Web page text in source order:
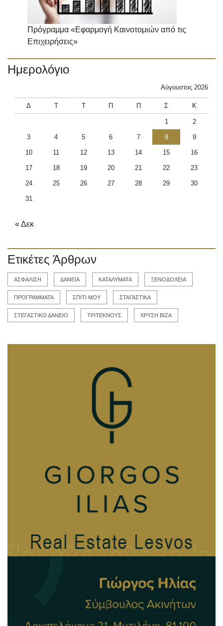
Πρόγραμμα «Εφαρμογή Καινοτομιών από τις
Επιχειρήσεις»
Ημερολόγιο
Αύγουστος 2026
Δ Τ Τ Π Π Σ Κ
1 2
3 4 5 6 7 8 9
10 11 12 13 14 15 16
17 18 19 20 21 22 23
24 25 26 27 28 29 30
31
« Δεκ
Ετικέτες Άρθρων
ΑΣΦΑΛΙΣΗ ΔΑΝΕΙΑ ΚΑΤΑΛΥΜΑΤΑ ΞΕΝΟΔΟΧΕΙΑ
ΠΡΟΓΡΑΜΜΑΤΑ ΣΠΙΤΙ ΜΟΥ ΣΤΑΓΑΣΤΙΚΑ
ΣΤΕΓΑΣΤΙΚΟ ΔΑΝΕΙΟ ΤΡΙΤΕΚΝΟΥΣ ΧΡΥΣΗ ΒΙΖΑ